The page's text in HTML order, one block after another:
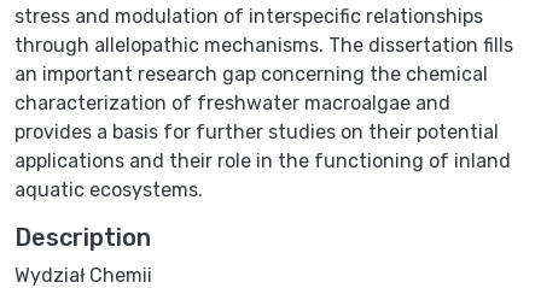
stress and modulation of interspecific relationships
through allelopathic mechanisms. The dissertation fills
an important research gap concerning the chemical
characterization of freshwater macroalgae and
provides a basis for further studies on their potential
applications and their role in the functioning of inland
aquatic ecosystems.
Description
Wydział Chemii